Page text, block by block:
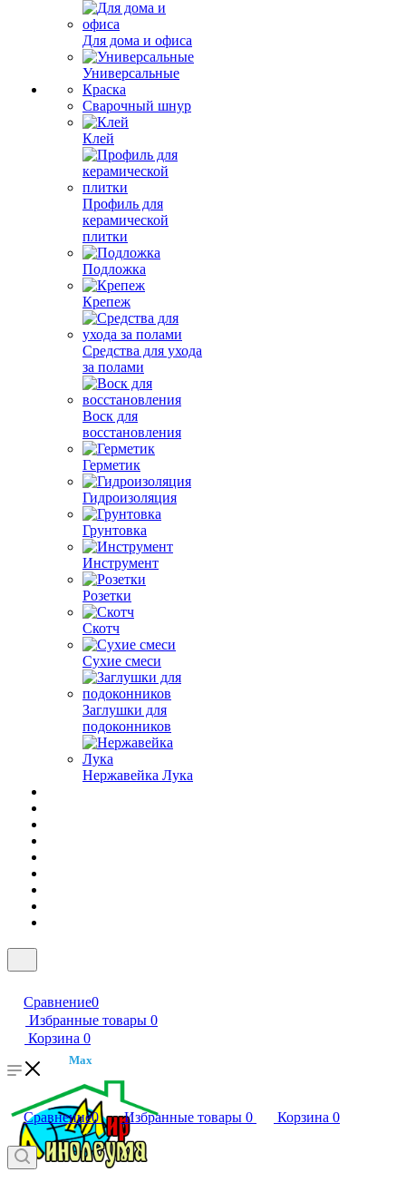
Для дома и офиса
Универсальные
Краска
Сварочный шнур
Клей
Профиль для
керамической
плитки
Подложка
Крепеж
Средства для ухода
за полами
Воск для
восстановления
Герметик
Гидроизоляция
Грунтовка
Инструмент
Розетки
Скотч
Сухие смеси
Заглушки для
подоконников
Нержавейка Лука
Сравнение0
Избранные товары 0
Корзина 0
Max
Сравнение0 Избранные товары 0 Корзина 0